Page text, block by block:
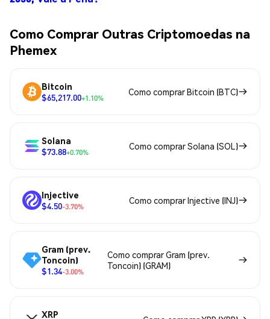
Como Comprar Outras Criptomoedas na
Phemex
Bitcoin
$65,217.00+1.10%
Como comprar Bitcoin (BTC)
Solana
$73.88+0.70%
Como comprar Solana (SOL)
Injective
$4.50-3.70%
Como comprar Injective (INJ)
Gram (prev.
Toncoin)
$1.34-3.00%
Como comprar Gram (prev.
Toncoin) (GRAM)
XRP